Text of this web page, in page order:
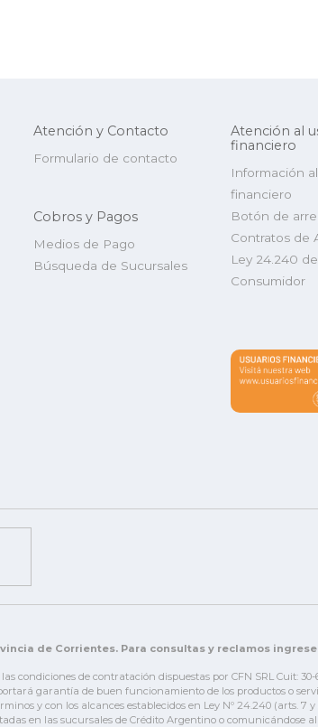
Atención y Contacto
Formulario de contacto
Cobros y Pagos
Medios de Pago
Búsqueda de Sucursales
Atención al
financiero
Información
financiero
Botón de
Contratos de
Ley 24.240
Consumidor
de Corrientes. Para consultas y reclamos
condiciones de contratación dispuestas por CFN SRL Cuit:
garantía de buen funcionamiento de los productos o
y con los alcances establecidos en Ley Nº 24.240 (arts.
en las sucursales de Crédito Argentino o comunicándose al